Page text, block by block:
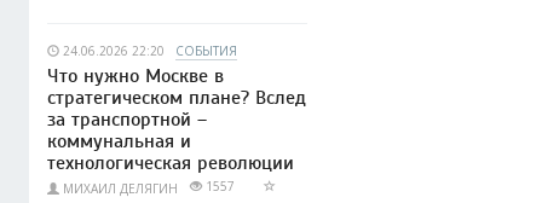
24.06.2026 22:20 СОБЫТИЯ
Что нужно Москве в
стратегическом плане? Вслед
за транспортной –
коммунальная и
технологическая революции
МИХАИЛ ДЕЛЯГИН 1557